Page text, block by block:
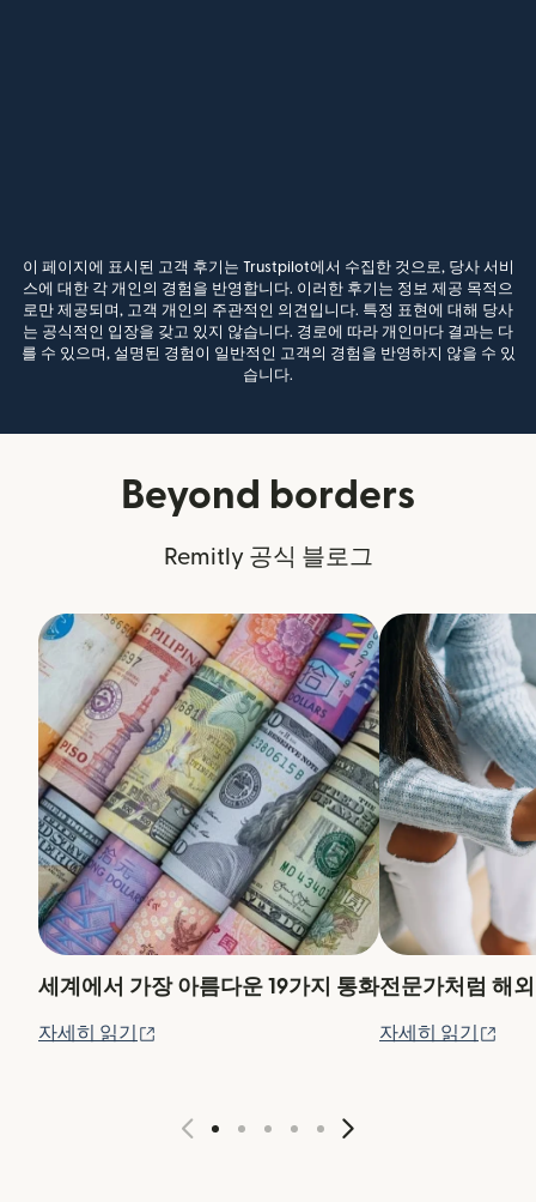
이 페이지에 표시된 고객 후기는 Trustpilot에서 수집한 것으로, 당사 서비
스에 대한 각 개인의 경험을 반영합니다. 이러한 후기는 정보 제공 목적으
로만 제공되며, 고객 개인의 주관적인 의견입니다. 특정 표현에 대해 당사
는 공식적인 입장을 갖고 있지 않습니다. 경로에 따라 개인마다 결과는 다
를 수 있으며, 설명된 경험이 일반적인 고객의 경험을 반영하지 않을 수 있
습니다.
Beyond borders
Remitly 공식 블로그
세계에서 가장 아름다운 19가지 통화
자세히 읽기
전문가처럼 해
자세히 읽기